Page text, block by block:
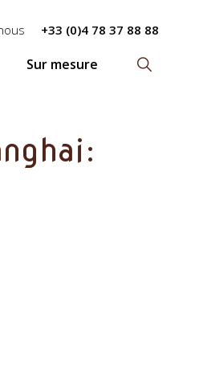
+33 (0)4 78 37 88 88
Sur mesure